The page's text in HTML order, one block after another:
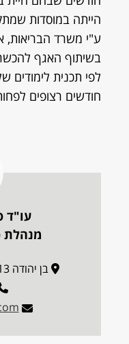
הייתה במוסדות
ע"י משרד
בשיתוף האגף
חודשים רצופים
עו"ד
מנהלת
בן יהודה 13, פינת בן הלל 14, ירושלים